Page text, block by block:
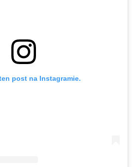
post na Instagramie.